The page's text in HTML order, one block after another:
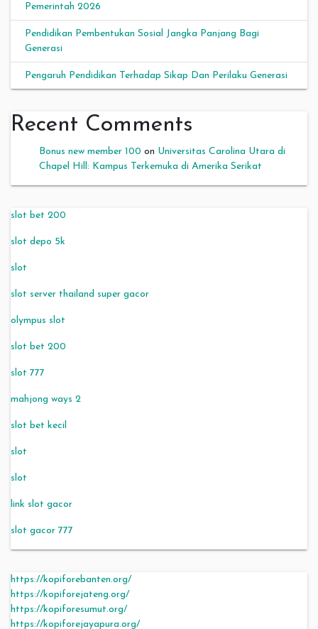
Pemerintah 2026
Pendidikan Pembentukan Sosial Jangka Panjang Bagi
Generasi
Pengaruh Pendidikan Terhadap Sikap Dan Perilaku Generasi
Recent Comments
Bonus new member 100 on Universitas Carolina Utara di
Chapel Hill: Kampus Terkemuka di Amerika Serikat
slot bet 200
slot depo 5k
slot
slot server thailand super gacor
olympus slot
slot bet 200
slot 777
mahjong ways 2
slot bet kecil
slot
slot
link slot gacor
slot gacor 777
https://kopiforebanten.org/
https://kopiforejateng.org/
https://kopiforesumut.org/
https://kopiforejayapura.org/